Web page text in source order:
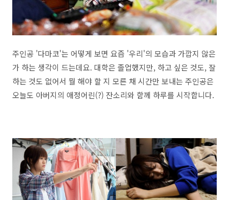
주인공 '다마코'는 어떻게 보면 요즘 '우리'의 모습과 가깝지 않은
가 하는 생각이 드는데요. 대학은 졸업했지만, 하고 싶은 것도, 잘
하는 것도 없어서 뭘 해야 할 지 모른 채 시간만 보내는 주인공은
오늘도 아버지의 애정어린(?) 잔소리와 함께 하루를 시작합니다.